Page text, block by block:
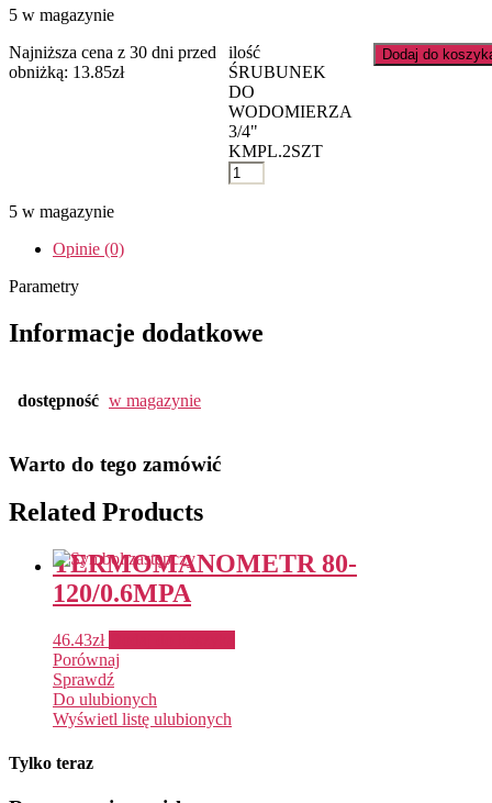
5 w magazynie
Najniższa cena z 30 dni przed
obniżką: 13.85zł
ilość
ŚRUBUNEK
DO
WODOMIERZA
3/4"
KMPL.2SZT
Dodaj do
5 w magazynie
Opinie (0)
Parametry
Informacje dodatkowe
dostępność w magazynie
Warto do tego zamówić
Related Products
TERMOMANOMETR 80-
120/0.6MPA
46.43zł
Porównaj
Sprawdź
Do ulubionych
Wyświetl listę ulubionych
Tylko teraz